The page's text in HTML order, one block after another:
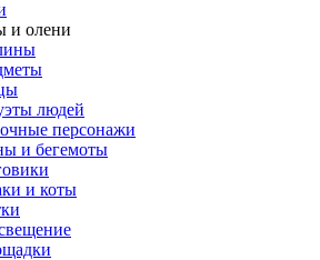
и олени
людей
персонажи
и бегемоты
и коты